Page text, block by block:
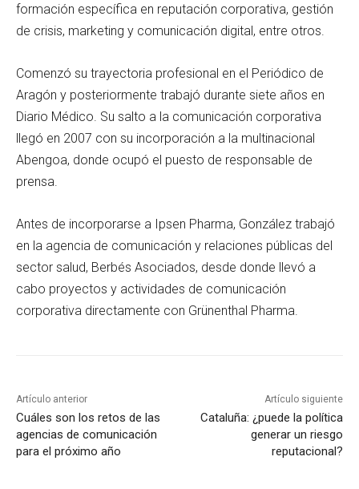
formación específica en reputación corporativa, gestión
de crisis, marketing y comunicación digital, entre otros.
Comenzó su trayectoria profesional en el Periódico de
Aragón y posteriormente trabajó durante siete años en
Diario Médico. Su salto a la comunicación corporativa
llegó en 2007 con su incorporación a la multinacional
Abengoa, donde ocupó el puesto de responsable de
prensa.
Antes de incorporarse a Ipsen Pharma, González trabajó
en la agencia de comunicación y relaciones públicas del
sector salud, Berbés Asociados, desde donde llevó a
cabo proyectos y actividades de comunicación
corporativa directamente con Grünenthal Pharma.
Artículo anterior
Cuáles son los retos de las
agencias de comunicación
para el próximo año
Artículo siguiente
Cataluña: ¿puede la política
generar un riesgo
reputacional?